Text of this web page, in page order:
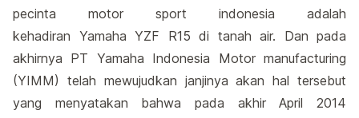
pecinta motor sport indonesia adalah
kehadiran Yamaha YZF R15 di tanah air. Dan pada
akhirnya PT Yamaha Indonesia Motor manufacturing
(YIMM) telah mewujudkan janjinya akan hal tersebut
yang menyatakan bahwa pada akhir April 2014